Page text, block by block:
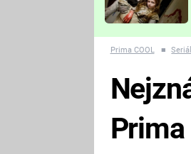
Prima COOL ■